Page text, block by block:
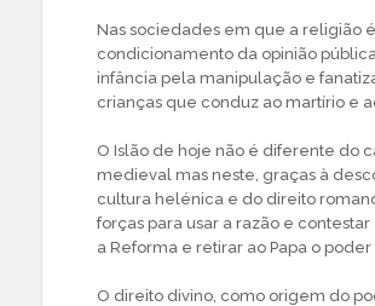
Nas sociedades em que a religião
condicionamento da opinião
infância pela manipulação e
crianças que conduz ao martírio e
O Islão de hoje não é diferente do
medieval mas neste, graças à
cultura helénica e do direito
forças para usar a razão e
a Reforma e retirar ao Papa o
O direito divino, como origem do